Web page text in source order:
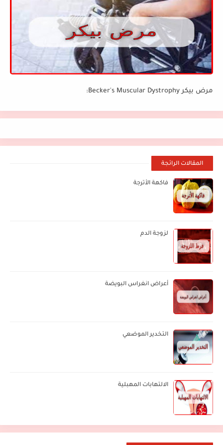
مرض بيكر Becker's Muscular Dystrophy:
المقالات الرائجة
فاكهة الأترجة
لزوجة الدم
أعراض انغراس البويضة
التخدير الموضعي
الالتهابات المهبلية